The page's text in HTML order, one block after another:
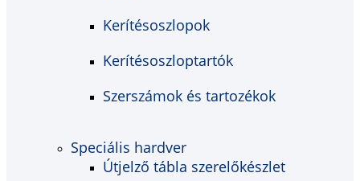
Kerítésoszlopok
Kerítésoszloptartók
Szerszámok és tartozékok
Speciális hardver
Útjelző tábla szerelőkészlet